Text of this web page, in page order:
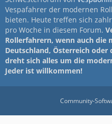
Vespafahrer der modernen
bieten. Heute treffen sich
pro Woche in diesem Forum.
Rollerfahrern, wenn auch die
Deutschland, Österreich oder
dreht sich alles um die
Jeder ist willkommen!
Community-